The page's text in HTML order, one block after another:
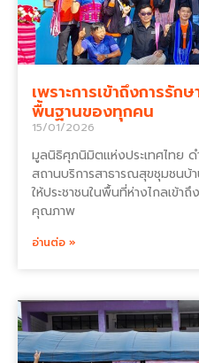
เพราะการเข้าถึงการรั
พื้นฐานของทุกคน
15/01/2026
มูลนิธิศุภนิมิตแห่งประเทศไทย ด
สถานบริการสาธารณสุขชุมชนบ้
ให้ประชาชนในพื้นที่ห่างไกลเข้
คุณภาพ
อ่านต่อ »